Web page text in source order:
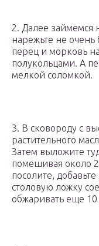
2. Далее займемся
нарежьте не
перец и морковь
полукольцами. А
мелкой соломкой.
3. В сковороду с
растительного
Затем выложите
помешивая около
посолите,
столовую ложку
обжаривать еще